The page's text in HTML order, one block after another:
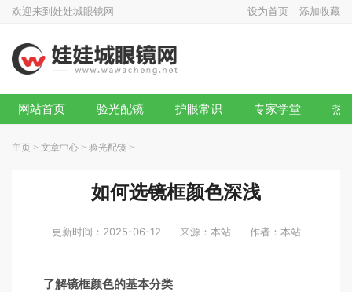
欢迎来到娃娃城眼镜网 设为首页 添加收藏
网站首页 验光配镜 护眼常识 专家学堂 热
主页 > 文章中心 > 验光配镜 >
如何选镜框颜色深浅
更新时间：2025-06-12 来源：本站 作者：本站
了解镜框颜色的基本分类